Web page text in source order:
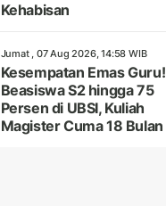
Kehabisan
Jumat , 07 Aug 2026, 14:58 WIB
Kesempatan Emas Guru!
Beasiswa S2 hingga 75
Persen di UBSI, Kuliah
Magister Cuma 18 Bulan